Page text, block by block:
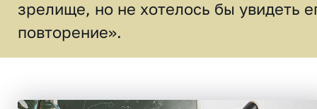
зрелище, но не хотелось бы увидеть
повторение».